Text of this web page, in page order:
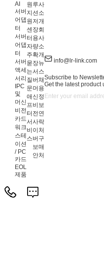
AI
서버
어댑
터
서버
어댑
터
서버
액세
서리
IPC
및
머신
비전
카드
워크
스테
이션
/ PC
카드
EOL
제품
원
지
원
센
터
자
주
묻
는
질
문
애
프
터
서
비
스
루
션
저
장
용
량
확
장
서
버
머
신
비
전
사
이
버
보
안
사
소
개
회
사
소
개
뉴
스
채
용
정
보
연
락
처
구
매
처
info@lr-link.com
Subscribe to
Get the latest product